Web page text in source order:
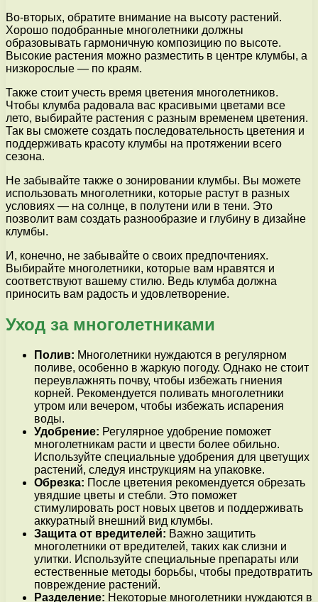
Во-вторых, обратите внимание на высоту растений.
Хорошо подобранные многолетники должны
образовывать гармоничную композицию по высоте.
Высокие растения можно разместить в центре клумбы, а
низкорослые — по краям.
Также стоит учесть время цветения многолетников.
Чтобы клумба радовала вас красивыми цветами все
лето, выбирайте растения с разным временем цветения.
Так вы сможете создать последовательность цветения и
поддерживать красоту клумбы на протяжении всего
сезона.
Не забывайте также о зонировании клумбы. Вы можете
использовать многолетники, которые растут в разных
условиях — на солнце, в полутени или в тени. Это
позволит вам создать разнообразие и глубину в дизайне
клумбы.
И, конечно, не забывайте о своих предпочтениях.
Выбирайте многолетники, которые вам нравятся и
соответствуют вашему стилю. Ведь клумба должна
приносить вам радость и удовлетворение.
Уход за многолетниками
Полив: Многолетники нуждаются в регулярном
поливе, особенно в жаркую погоду. Однако не стоит
переувлажнять почву, чтобы избежать гниения
корней. Рекомендуется поливать многолетники
утром или вечером, чтобы избежать испарения
воды.
Удобрение: Регулярное удобрение поможет
многолетникам расти и цвести более обильно.
Используйте специальные удобрения для цветущих
растений, следуя инструкциям на упаковке.
Обрезка: После цветения рекомендуется обрезать
увядшие цветы и стебли. Это поможет
стимулировать рост новых цветов и поддерживать
аккуратный внешний вид клумбы.
Защита от вредителей: Важно защитить
многолетники от вредителей, таких как слизни и
улитки. Используйте специальные препараты или
естественные методы борьбы, чтобы предотвратить
повреждение растений.
Разделение: Некоторые многолетники нуждаются в